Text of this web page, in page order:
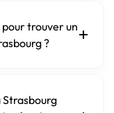
trouver un
?